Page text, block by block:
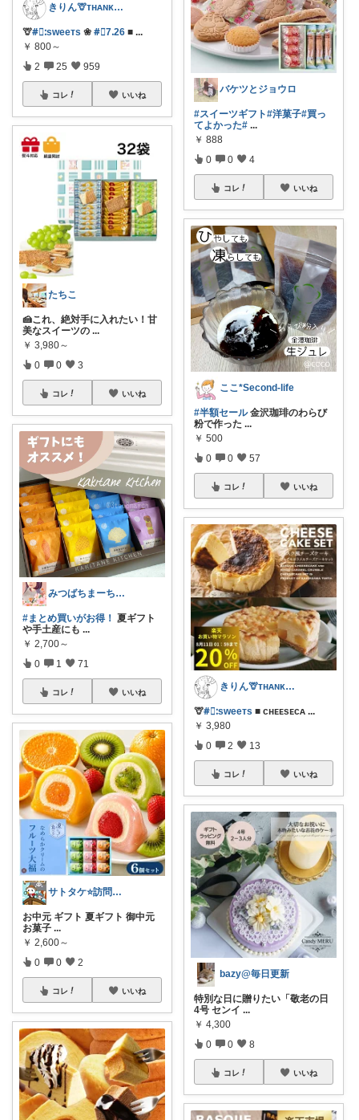
きりん🦒ᴛʜᴀɴᴋs ᴀʟᴡᴀʏs.
🦒#⃞ᱺsᴡeeᴛs ❀ #⃞7ᱹ26 ■ ...
￥ 800～
2 25 959
コレ いいね
たちこ
🍰これ、絶対手に入れたい！甘
美なスイーツの ...
￥ 3,980～
0 0 3
コレ いいね
みつばちまーちᵀᴴᴬᴺᴷ ᵞᴼᵁ ◡̈*
#まとめ買いがお得！ 夏ギフト
や手土産にも ...
￥ 2,700～
0 1 71
コレ いいね
サトタケ⭐️訪問感謝🙇‍♂️コレ歓迎✨
お中元 ギフト 夏ギフト 御中元
お菓子 ...
￥ 2,600～
0 0 2
コレ いいね
バケツとジョウロ
#スイーツギフト#洋菓子#買っ
てよかった# ...
￥ 888
0 0 4
コレ いいね
ここ*Second-life
#半額セール金沢珈琲のわらび
粉で作った ...
￥ 500
0 0 57
コレ いいね
きりん🦒ᴛʜᴀɴᴋs ᴀʟᴡᴀʏs.
🦒#⃞ᱺsᴡeeᴛs ■ ᴄʜᴇᴇsᴇᴄᴀ ...
￥ 3,980
0 2 13
コレ いいね
bazy@毎日更新
特別な日に贈りたい「敬老の日
4号 センイ ...
￥ 4,300
0 0 8
コレ いいね